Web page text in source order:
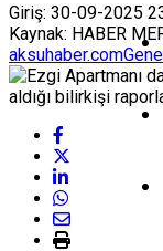
Giriş: 30-09-2025
Kaynak: HABER
aksuhaber.com